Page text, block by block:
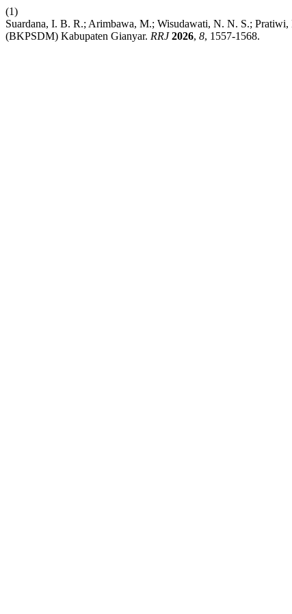
(1)
Suardana, I. B. R.; Arimbawa, M.; Wisudawati, N. N. S.;
(BKPSDM) Kabupaten Gianyar. RRJ 2026, 8, 1557-1568.